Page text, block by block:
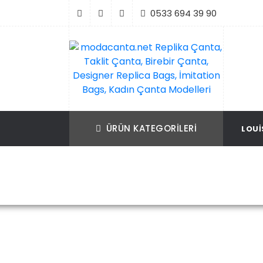
0533 694 39 90
Bags, Kadın Çanta Modelleri
ÜRÜN KATEGORILERI